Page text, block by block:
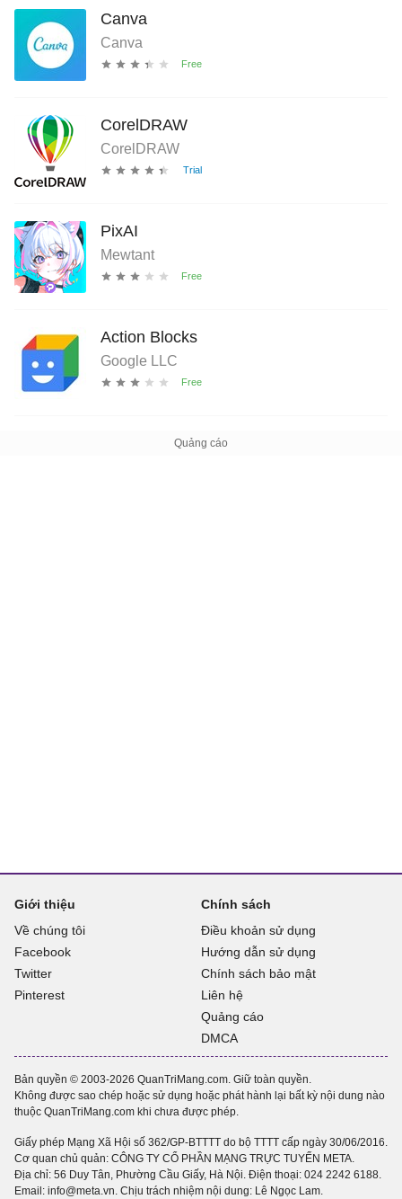
Canva
Canva
CorelDRAW
CorelDRAW
PixAI
Mewtant
Action Blocks
Google LLC
Giới thiệu
Về chúng tôi
Facebook
Twitter
Pinterest
Chính sách
Điều khoản sử dụng
Hướng dẫn sử dụng
Chính sách bảo mật
Liên hệ
Quảng cáo
DMCA
Bản quyền © 2003-2026 QuanTriMang.com. Giữ toàn quyền.
Không được sao chép hoặc sử dụng hoặc phát hành lại bất kỳ nội dung nào
thuộc QuanTriMang.com khi chưa được phép.
Giấy phép Mạng Xã Hội số 362/GP-BTTTT do bộ TTTT cấp ngày 30/06/2016.
Cơ quan chủ quản: CÔNG TY CỔ PHẦN MẠNG TRỰC TUYẾN META.
Địa chỉ: 56 Duy Tân, Phường Cầu Giấy, Hà Nội. Điện thoại: 024 2242 6188.
Email: info@meta.vn. Chịu trách nhiệm nội dung: Lê Ngọc Lam.